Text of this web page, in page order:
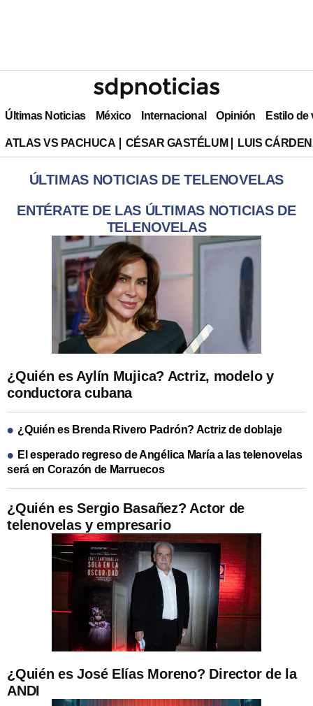
Últimas Noticias México Internacional Opinión Estilo de
ATLAS VS PACHUCA CÉSAR GASTÉLUM LUIS
ÚLTIMAS NOTICIAS DE TELENOVELAS
ENTÉRATE DE LAS ÚLTIMAS NOTICIAS DE
TELENOVELAS
¿Quién es Sergio Basañez? Actor de
telenovelas y empresario
¿Quién es José Elías Moreno? Director de la
ANDI
¿Quién es Aylín Mujica? Actriz, modelo y
conductora cubana
¿Quién es Brenda Rivero Padrón? Actriz de doblaje
El esperado regreso de Angélica María a las telenovelas
será en Corazón de Marruecos